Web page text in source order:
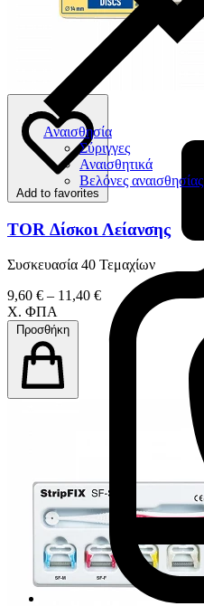
Αναισθησία
Σύριγγες
Αναισθητικά
Βελόνες αναισθησίας
Add to favorites
TOR Δίσκοι Λείανσης
Συσκευασία 40 Τεμαχίων
9,60 € – 11,40 €
Χ. ΦΠΑ
Προσθήκη